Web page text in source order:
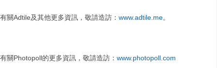
有關Adtile及其他更多資訊，敬請造訪： www.adtile.me。
有關Photopoll的更多資訊，敬請造訪： www.photopoll.com